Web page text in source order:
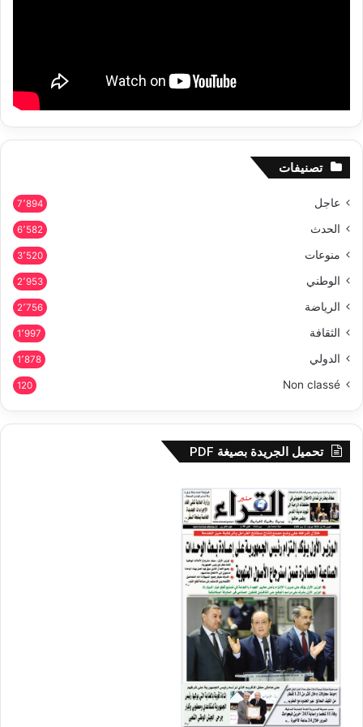
تصنيفات
عاجل 7٬894
الحدث 6٬582
منوعات 3٬520
الوطني 2٬953
الرياضة 2٬756
الثقافة 1٬997
الدولي 1٬878
Non classé
120
تحميل الجريدة بصيغة PDF